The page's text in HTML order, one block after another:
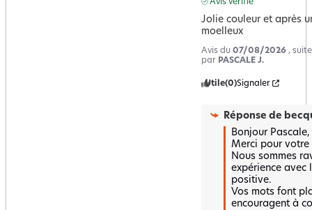
Avis vérifié
Jolie couleur et après
moelleux
Avis du 07/08/2026 ,
par PASCALE J.
Utile(0)Signaler
Réponse de
Bonjour Pascale,
Merci pour
Nous sommes
expérience avec
positive.
Vos mots font
encouragent à